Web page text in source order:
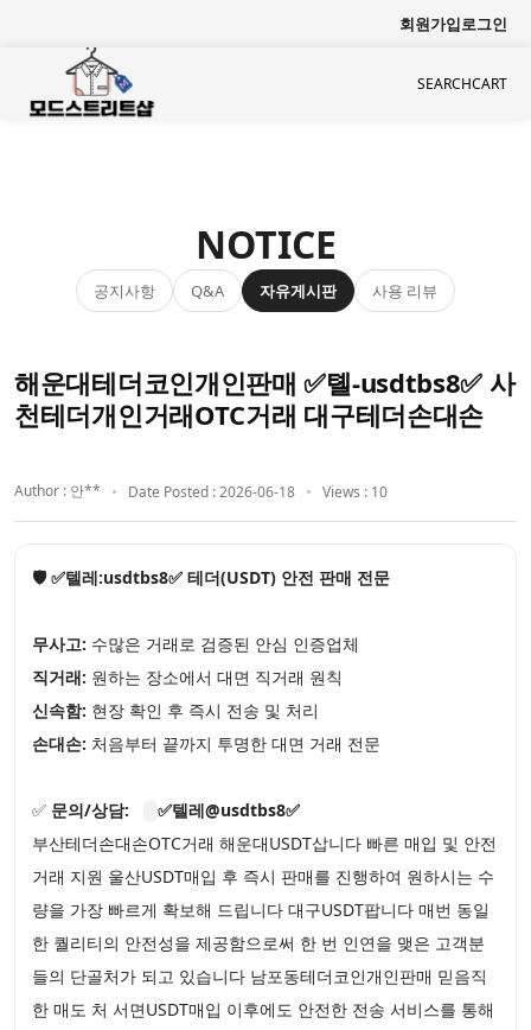
회원가입로그인
SEARCHCART
NOTICE
공지사항 Q&A 자유게시판 사용 리뷰
해운대테더코인개인판매 ✅톌-usdtbs8✅ 사
천테더개인거래OTC거래 대구테더손대손
Author : 안** Date Posted : 2026-06-18 Views : 10
🛡️ ✅텔레:usdtbs8✅ 테더(USDT) 안전 판매 전문
무사고: 수많은 거래로 검증된 안심 인증업체
직거래: 원하는 장소에서 대면 직거래 원칙
신속함: 현장 확인 후 즉시 전송 및 처리
손대손: 처음부터 끝까지 투명한 대면 거래 전문
✅ 문의/상담:
✅텔레@usdtbs8✅
부산테더손대손OTC거래 해운대USDT삽니다 빠른 매입 및 안전
거래 지원 울산USDT매입 후 즉시 판매를 진행하여 원하시는 수
량을 가장 빠르게 확보해 드립니다 대구USDT팝니다 매번 동일
한 퀄리티의 안전성을 제공함으로써 한 번 인연을 맺은 고객분
들의 단골처가 되고 있습니다 남포동테더코인개인판매 믿음직
한 매도 처 서면USDT매입 이후에도 안전한 전송 서비스를 통해